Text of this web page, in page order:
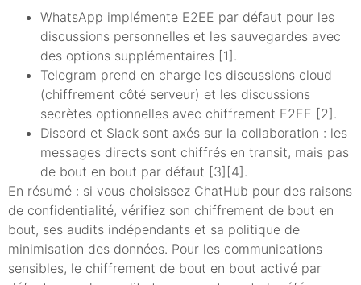
WhatsApp implémente E2EE par défaut pour les
discussions personnelles et les sauvegardes avec
des options supplémentaires [1].
Telegram prend en charge les discussions cloud
(chiffrement côté serveur) et les discussions
secrètes optionnelles avec chiffrement E2EE [2].
Discord et Slack sont axés sur la collaboration : les
messages directs sont chiffrés en transit, mais pas
de bout en bout par défaut [3][4].
En résumé : si vous choisissez ChatHub pour des raisons
de confidentialité, vérifiez son chiffrement de bout en
bout, ses audits indépendants et sa politique de
minimisation des données. Pour les communications
sensibles, le chiffrement de bout en bout activé par